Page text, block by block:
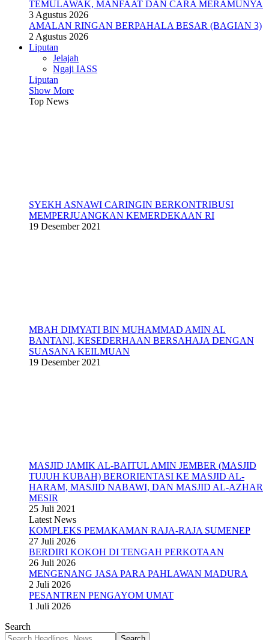
TEMULAWAK, MANFAAT DAN CARA MERAMUNYA
3 Agustus 2026
AMALAN RINGAN BERPAHALA BESAR (BAGIAN 3)
2 Agustus 2026
Liputan
Jelajah
Ngaji IASS
Liputan
Show More
Top News
SYEKH ASNAWI CARINGIN BERKONTRIBUSI
MEMPERJUANGKAN KEMERDEKAAN RI
19 Desember 2021
MBAH DIMYATI BIN MUHAMMAD AMIN AL
BANTANI, KESEDERHAAN BERSAHAJA DENGAN
SUASANA KEILMUAN
19 Desember 2021
MASJID JAMIK AL-BAITUL AMIN JEMBER (MASJID
TUJUH KUBAH) BERORIENTASI KE MASJID AL-
HARAM, MASJID NABAWI, DAN MASJID AL-AZHAR
MESIR
25 Juli 2021
Latest News
KOMPLEKS PEMAKAMAN RAJA-RAJA SUMENEP
27 Juli 2026
BERDIRI KOKOH DI TENGAH PERKOTAAN
26 Juli 2026
MENGENANG JASA PARA PAHLAWAN MADURA
2 Juli 2026
PESANTREN PENGAYOM UMAT
1 Juli 2026
Search